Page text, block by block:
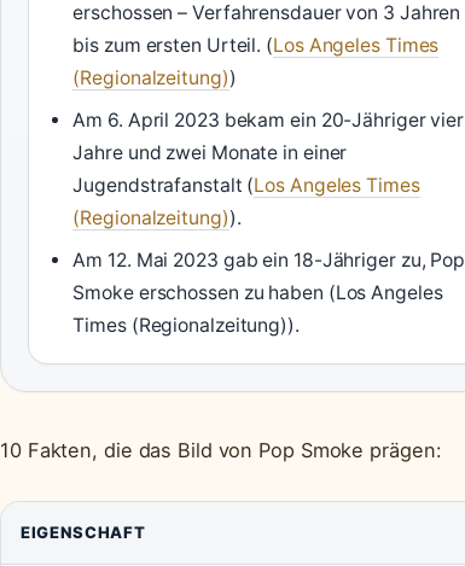
erschossen – Verfahrensdauer von 3 Jahren
bis zum ersten Urteil. (Los Angeles Times
(Regionalzeitung))
Am 6. April 2023 bekam ein 20-Jähriger vier
Jahre und zwei Monate in einer
Jugendstrafanstalt (Los Angeles Times
(Regionalzeitung)).
Am 12. Mai 2023 gab ein 18-Jähriger zu, Pop
Smoke erschossen zu haben (Los Angeles
Times (Regionalzeitung)).
10 Fakten, die das Bild von Pop Smoke prägen:
EIGENSCHAFT